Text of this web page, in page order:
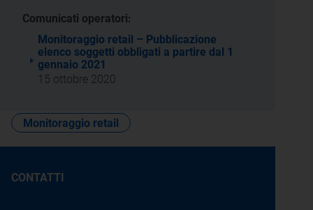
Comunicati operatori:
Monitoraggio retail – Pubblicazione
elenco soggetti obbligati a partire dal 1
gennaio 2021
15 ottobre 2020
Monitoraggio retail
CONTATTI